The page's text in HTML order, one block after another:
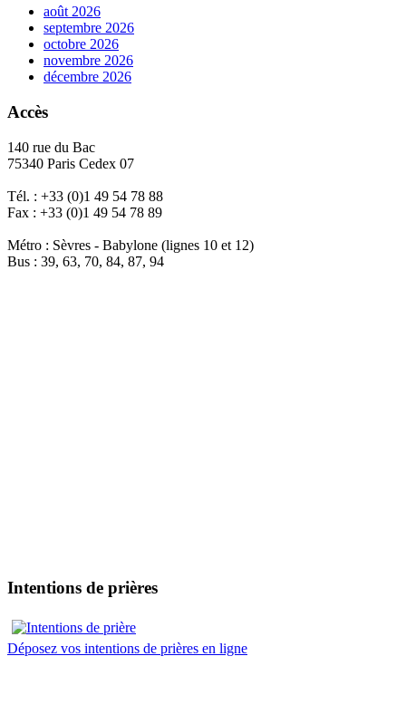
août 2026
septembre 2026
octobre 2026
novembre 2026
décembre 2026
Accès
140 rue du Bac
75340 Paris Cedex 07
Tél. : +33 (0)1 49 54 78 88
Fax : +33 (0)1 49 54 78 89
Métro : Sèvres - Babylone (lignes 10 et 12)
Bus : 39, 63, 70, 84, 87, 94
Intentions de prières
Déposez vos intentions de prières en ligne